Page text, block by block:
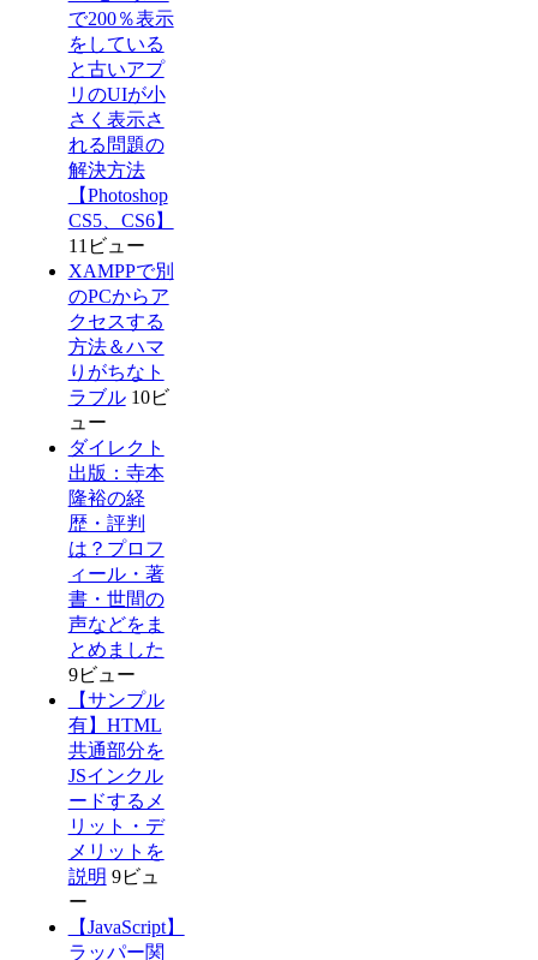
で200％表示
をしている
と古いアプ
リのUIが小
さく表示さ
れる問題の
解決方法
【Photoshop
CS5、CS6】
11ビュー
XAMPPで別
のPCからア
クセスする
方法＆ハマ
りがちなト
ラブル 10ビ
ュー
ダイレクト
出版：寺本
隆裕の経
歴・評判
は？プロフ
ィール・著
書・世間の
声などをま
とめました
9ビュー
【サンプル
有】HTML
共通部分を
JSインクル
ードするメ
リット・デ
メリットを
説明 9ビュ
ー
【JavaScript】
ラッパー関